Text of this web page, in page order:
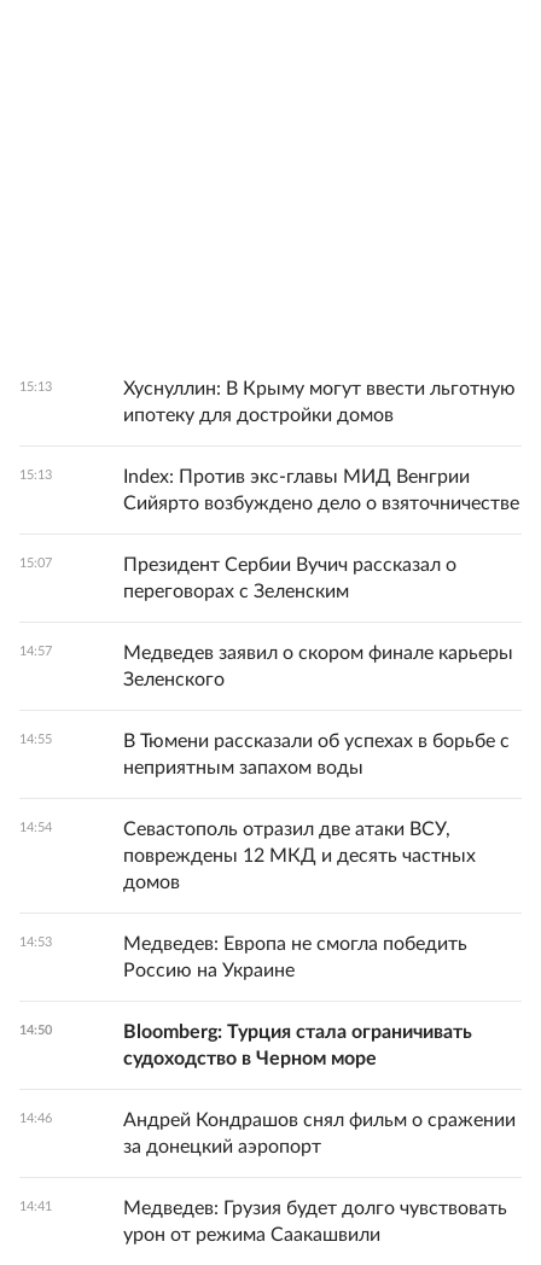
15:13
Хуснуллин: В Крыму могут ввести льготную
ипотеку для достройки домов
15:13
Index: Против экс-главы МИД Венгрии
Сийярто возбуждено дело о взяточничестве
15:07
Президент Сербии Вучич рассказал о
переговорах с Зеленским
14:57
Медведев заявил о скором финале карьеры
Зеленского
14:55
В Тюмени рассказали об успехах в борьбе с
неприятным запахом воды
14:54
Севастополь отразил две атаки ВСУ,
повреждены 12 МКД и десять частных
домов
14:53
Медведев: Европа не смогла победить
Россию на Украине
14:50
Bloomberg: Турция стала ограничивать
судоходство в Черном море
14:46
Андрей Кондрашов снял фильм о сражении
за донецкий аэропорт
14:41
Медведев: Грузия будет долго чувствовать
урон от режима Саакашвили